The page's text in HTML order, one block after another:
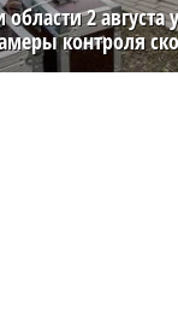
области 2 августа
контроля